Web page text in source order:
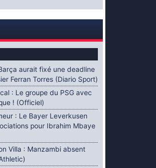
aurait fixé une deadline
Ferran Torres (Diario Sport)
: Le groupe du PSG avec
! (Officiel)
: Le Bayer Leverkusen
pour Ibrahim Mbaye
Villa : Manzambi absent